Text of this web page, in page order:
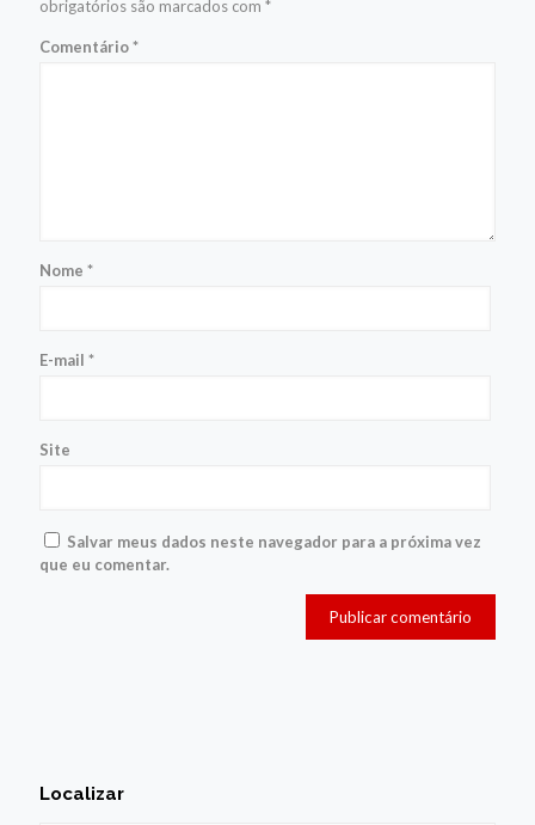
obrigatórios são marcados com *
Comentário*
Nome *
E-mail *
Site
Salvar meus dados neste navegador para a próxima vez
que eu comentar.
Localizar